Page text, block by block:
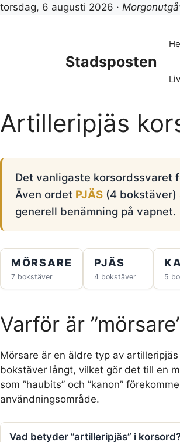
torsdag, 6 augusti 2026 ·
Stadsposten
Artilleripjäs
Det vanligaste korsordssvaret
Även ordet PJÄS (4 bokstäver)
generell benämning på vapnet.
MÖRSARE
7 bokstäver
PJÄS
4 bokstäver 5
Varför är
Mörsare är en äldre typ av
bokstäver långt, vilket gör det till en
som ”haubits” och ”kanon”
användningsområde.
Vad betyder ”artilleripjäs” i